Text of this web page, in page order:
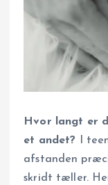
Hvor langt er
et andet? I
afstanden
skridt tæller.